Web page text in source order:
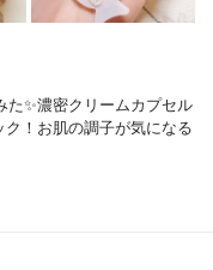
✨濃密クリームカプセル
！お肌の調子が気になる